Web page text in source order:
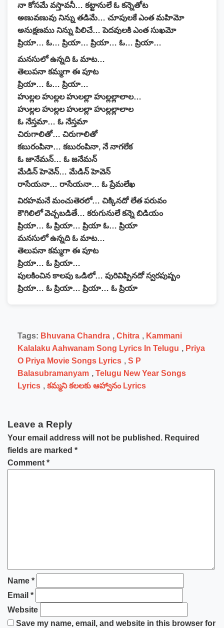
నా కోసమే వస్తావనీ… కట్టానులే ఓ కన్నెతోట
అణువణువు నిన్ను తడిమే… చూపులకే ఎంత మహిమో
అనుక్షణము నిన్ను పిలిచే… పెదవులకి ఎంత సుఖమో
ప్రియా… ఓ… ప్రియా… ప్రియా… ఓ… ప్రియా…
మనసులో ఉన్నది ఓ మాట…
తెలుపనా కమ్మగా ఈ పూట
ప్రియా… ఓ… ప్రియా…
హుల్లల హుల్లల హులల్లా హుల్లల్లాలాల…
హుల్లల హుల్లల హులల్లా హుల్లల్లాలాల
ఓ నేస్తమా… ఓ నేస్తమా
చిరుగాలితో… చిరుగాలితో
కబురంపినా… కబురంపినా, నే నాగలేక
ఓ జానేమన్… ఓ జనేమన్
మేడిన్ హెవెన్… మేడిన్ హెవెన్
రాసేయనా… రాసేయనా… ఓ ప్రేమలేఖ
విరహమనే మంచుతెరలో… చిక్కినదో లేత పరువం
కౌగిలిలో వెచ్చబడితే… కరుగునులే కన్నె బిడియం
ప్రియా… ఓ ప్రియా… ప్రియా ఓ… ప్రియా
మనసులో ఉన్నది ఓ మాట…
తెలుపనా కమ్మగా ఈ పూట
ప్రియా… ఓ ప్రియా…
పులకించిన కాలపు ఒడిలో… పురివిప్పినదో స్వరపుష్పం
ప్రియా… ఓ ప్రియా… ప్రియా… ఓ ప్రియా
Tags: Bhuvana Chandra , Chitra , Kammani
Kalalaku Aahwanam Song Lyrics In Telugu , Priya
O Priya Movie Songs Lyrics , S P
Balasubramanyam , Telugu New Year Songs
Lyrics , కమ్మని కలలకు ఆహ్వానం Lyrics
Leave a Reply
Your email address will not be published. Required
fields are marked *
Comment *
Name *
Email *
Website
Save my name, email, and website in this browser for